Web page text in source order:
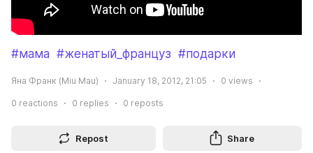
#мама #женатый_француз #подарки
Яна Франк (Miu Mau) January 18, 2012, 21:05 0 views
0 reactions 0 replies 0 reposts
Repost Share